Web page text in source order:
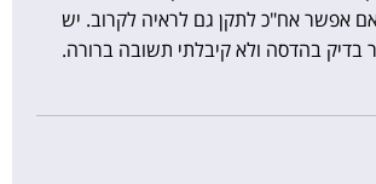
אפשר אח"כ לתקן גם לראיה לקרוב. יש
בדיק בהדסה ולא קיבלתי תשובה ברורה.